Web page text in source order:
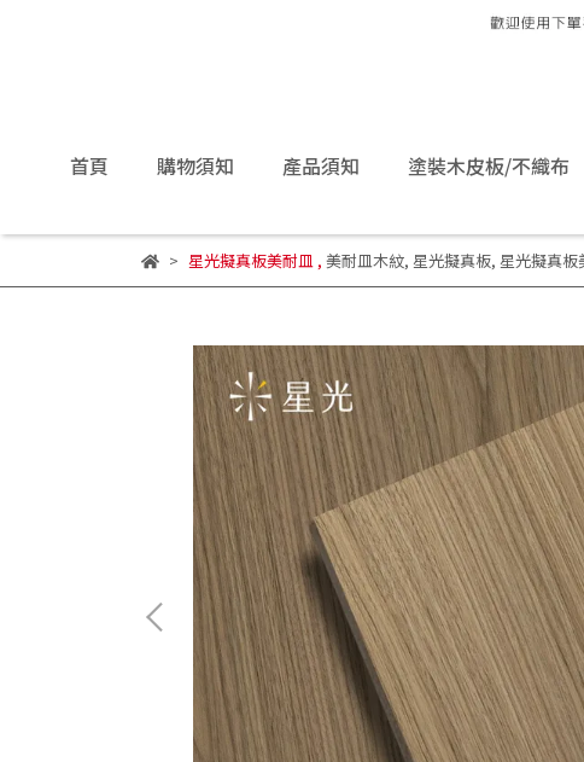
首頁 購物須知 產品須知 塗裝木皮板/不織布
星光擬真板美耐皿, 美耐皿木紋, 星光擬真板, 星光擬真板